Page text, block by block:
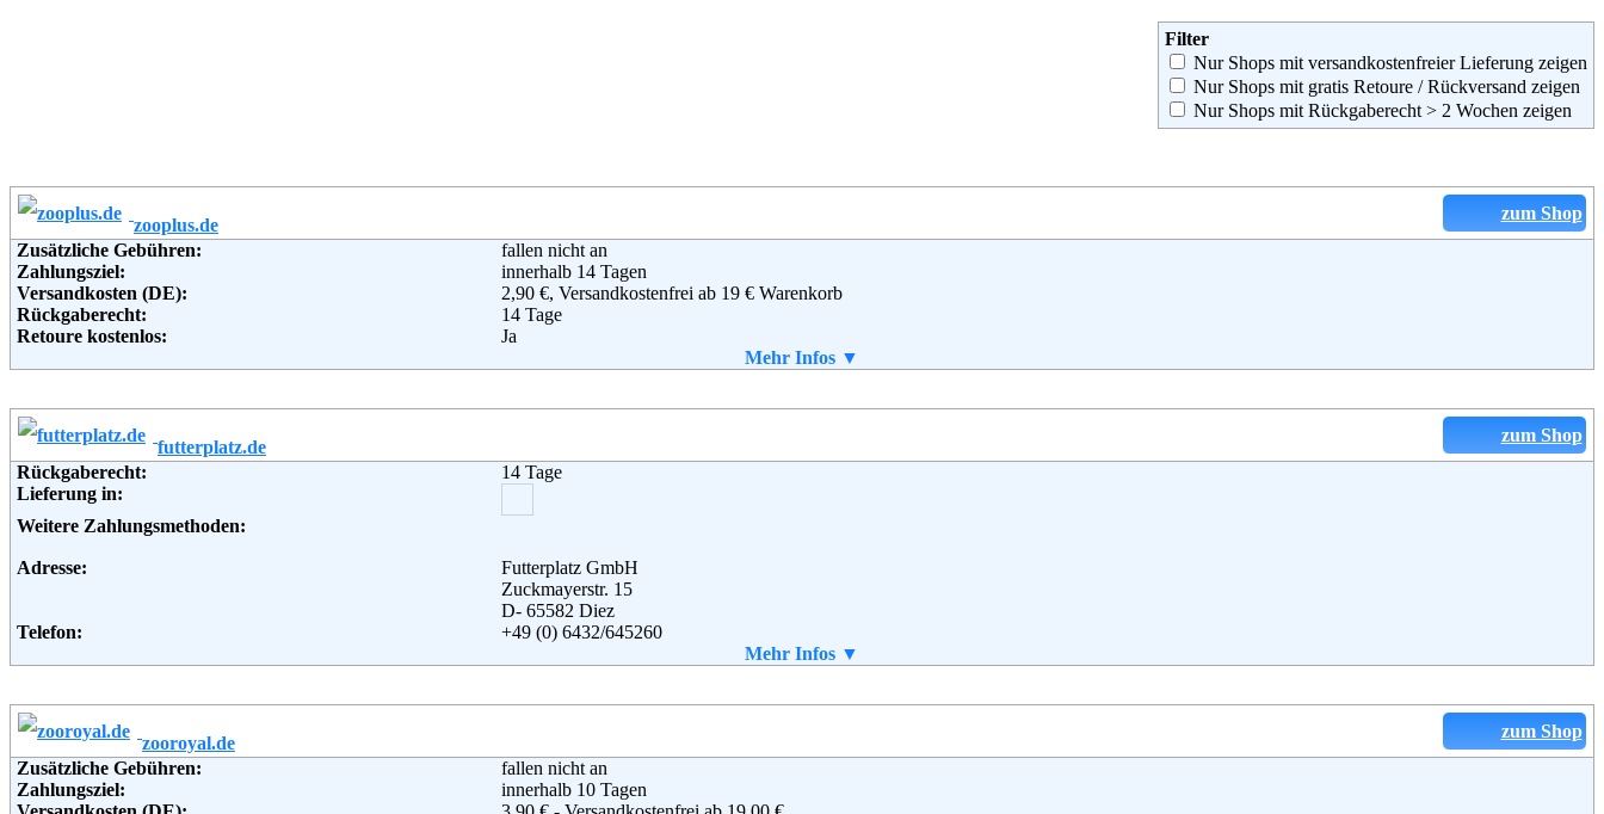
Filter
Nur Shops mit versandkostenfreier Lieferung zeigen
Nur Shops mit gratis Retoure / Rückversand zeigen
Nur Shops mit Rückgaberecht > 2 Wochen zeigen
zum Shop
zooplus.de
Zusätzliche Gebühren:
fallen nicht an
Zahlungsziel:
innerhalb 14 Tagen
Versandkosten (DE):
2,90 €, Versandkostenfrei ab 19 € Warenkorb
Rückgaberecht:
14 Tage
Retoure kostenlos:
Ja
kein Retourschein - Portokosten werden erstattet.
Weitere Zahlungsmethoden:
Sonnenstraße 15
Telefon:
+49 (0) 89 211 29 211
Fax:
Email:
impressum@zooplus.de
Blog,AGB
Mehr Infos ▼
zum Shop
futterplatz.de
Rückgaberecht:
14 Tage
Lieferung in:
Weitere Zahlungsmethoden:
Adresse:
Futterplatz GmbH
Zuckmayerstr. 15
D- 65582 Diez
Telefon:
+49 (0) 6432/645260
Weiterführende Informationen:
Mehr Infos ▼
zum Shop
zooroyal.de
Zusätzliche Gebühren:
fallen nicht an
Zahlungsziel:
innerhalb 10 Tagen